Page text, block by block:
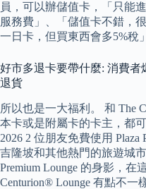
員，可以辦儲值卡，「只能
服務費」、「儲值卡不錯，
一日卡，但買東西會多5%稅
好市多退卡要帶什麼: 消費
退貨
所以也是一大福利。 和 The
本卡或是附屬卡的卡主，都
2026 2 位朋友免費使用 Plaza
吉隆坡和其他熱門的旅遊城
Premium Lounge 的身影，在
Centurion® Lounge 有點不一